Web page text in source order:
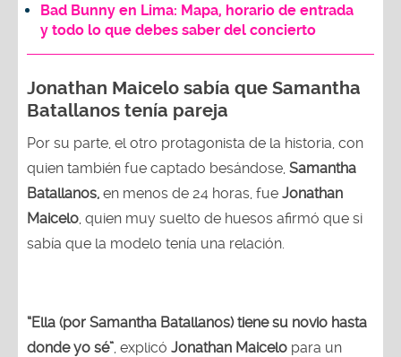
Bad Bunny en Lima: Mapa, horario de entrada
y todo lo que debes saber del concierto
Jonathan Maicelo sabía que Samantha
Batallanos tenía pareja
Por su parte, el otro protagonista de la historia, con
quien también fue captado besándose, Samantha
Batallanos, en menos de 24 horas, fue Jonathan
Maicelo , quien muy suelto de huesos afirmó que si
sabía que la modelo tenía una relación.
“Ella (por Samantha Batallanos) tiene su novio hasta
donde yo sé” , explicó Jonathan Maicelo para un